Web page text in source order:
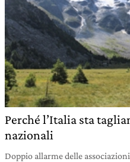
Perché l’Italia sta
nazionali
Doppio allarme delle